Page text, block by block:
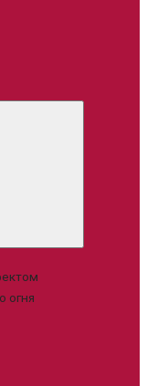
огня